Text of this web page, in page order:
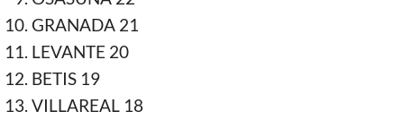
GRANADA 21
LEVANTE 20
BETIS 19
VILLAREAL 18